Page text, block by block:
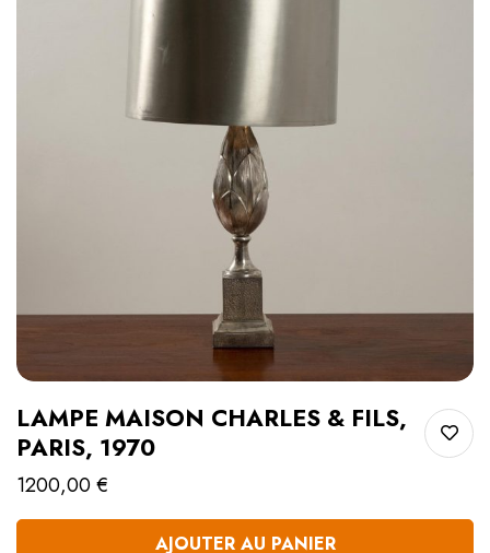
LAMPE MAISON CHARLES & FILS,
PARIS, 1970
1200,00€
AJOUTER AU PANIER